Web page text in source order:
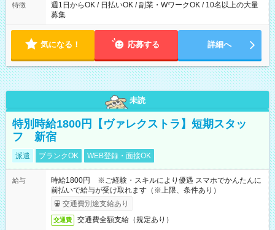
特徴
週1日からOK / 日払いOK / 副業・WワークOK / 10名以上の大量
募集
気になる！ 応募する 詳細へ
未読
特別時給1800円【ヴァレクストラ】短期スタッ
フ 新宿
派遣 ブランクOK WEB登録・面接OK
給与
時給1800円 ※ご経験・スキルにより優遇 スマホでかんたんに
前払いで給与が受け取れます（※上限、条件あり）
交通費別途支給あり
交通費 交通費全額支給（規定あり）